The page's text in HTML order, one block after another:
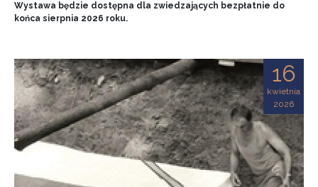
Wystawa będzie dostępna dla zwiedzających bezpłatnie do
końca sierpnia 2026 roku.
16
kwietnia
2026